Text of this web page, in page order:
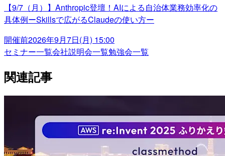
【9/7（月）】Anthropic登壇！AIによる自治体業務効率化の
具体例ーSkillsで広がるClaudeの使い方ー
開催前2026年9月7日(月) 15:00
セミナー一覧会社説明会一覧勉強会一覧
関連記事